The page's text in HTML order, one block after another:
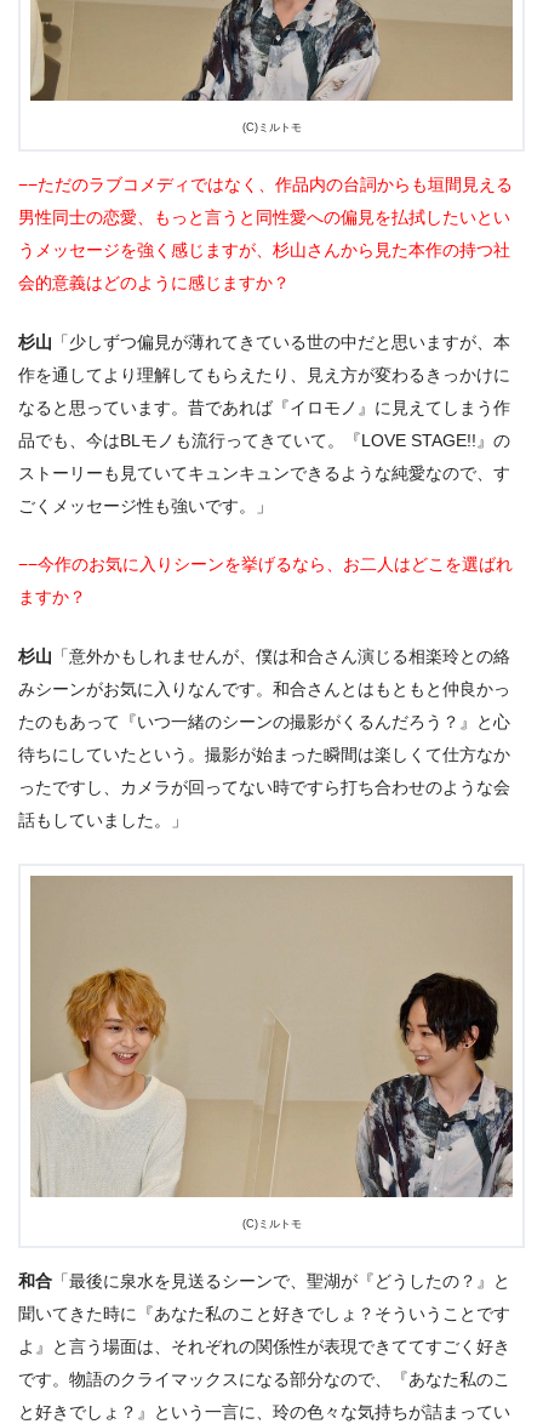
(C)ミルトモ
−−ただのラブコメディではなく、作品内の台詞からも垣間見える
男性同士の恋愛、もっと言うと同性愛への偏見を払拭したいとい
うメッセージを強く感じますが、杉山さんから見た本作の持つ社
会的意義はどのように感じますか？
杉山 「少しずつ偏見が薄れてきている世の中だと思いますが、本
作を通してより理解してもらえたり、見え方が変わるきっかけに
なると思っています。昔であれば『イロモノ』に見えてしまう作
品でも、今はBLモノも流行ってきていて。『LOVE STAGE!!』の
ストーリーも見ていてキュンキュンできるような純愛なので、す
ごくメッセージ性も強いです。」
−−今作のお気に入りシーンを挙げるなら、お二人はどこを選ばれ
ますか？
杉山 「意外かもしれませんが、僕は和合さん演じる相楽玲との絡
みシーンがお気に入りなんです。和合さんとはもともと仲良かっ
たのもあって『いつ一緒のシーンの撮影がくるんだろう？』と心
待ちにしていたという。撮影が始まった瞬間は楽しくて仕方なか
ったですし、カメラが回ってない時ですら打ち合わせのような会
話もしていました。」
(C)ミルトモ
和合 「最後に泉水を見送るシーンで、聖湖が『どうしたの？』と
聞いてきた時に『あなた私のこと好きでしょ？そういうことです
よ』と言う場面は、それぞれの関係性が表現できててすごく好き
です。物語のクライマックスになる部分なので、『あなた私のこ
と好きでしょ？』という一言に、玲の色々な気持ちが詰まってい